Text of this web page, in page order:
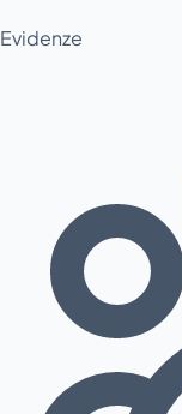
Evidenze